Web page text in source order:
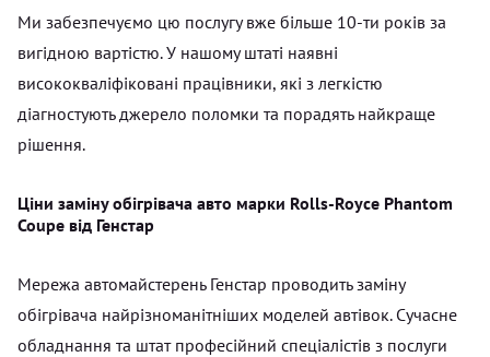
Ми забезпечуємо цю послугу вже більше 10-ти років за
вигідною вартістю. У нашому штаті наявні
висококваліфіковані працівники, які з легкістю
діагностують джерело поломки та порадять найкраще
рішення.
Ціни заміну обігрівача авто марки Rolls-Royce Phantom
Coupe від Генстар
Мережа автомайстерень Генстар проводить заміну
обігрівача найрізноманітніших моделей автівок. Сучасне
обладнання та штат професійний спеціалістів з послуги